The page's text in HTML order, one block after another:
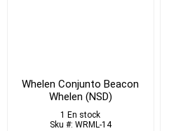
Whelen Conjunto Beacon
Whelen (NSD)
1 En stock
Sku #: WRML-14